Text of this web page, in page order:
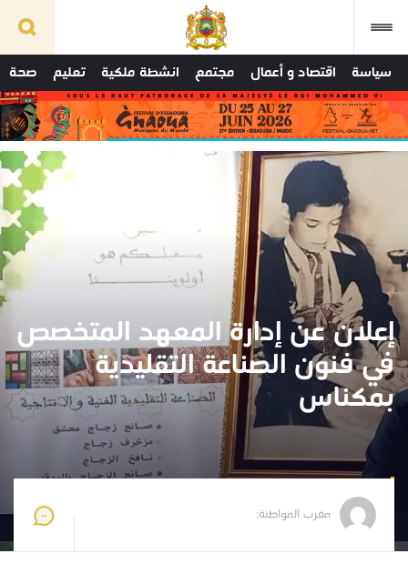
سياسة اقتصاد و أعمال مجتمع انشطة ملكية تعليم صحة
إعلان عن إدارة المعهد المتخصص
في فنون الصناعة التقليدية
بمكناس
مغرب المواطنة: